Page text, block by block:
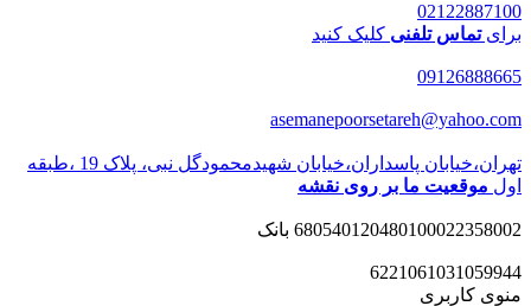
02122887100
برایتماس تلفنی کلیک کنید
09126888665
asemanepoorsetareh@yahoo.com
تهران،خیابان پاسداران،خیابان شهیدمحمودگل نبی، پلاک 19 ،طبقه
اول موقعیت ما بر روی نقشه
680540120480100022358002 بانک
6221061031059944
منوی کاربری